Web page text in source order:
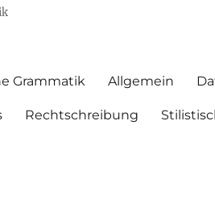
Grammatik Allgemein
Rechtschreibung